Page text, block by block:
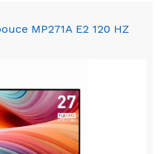
MP271A E2 120 HZ